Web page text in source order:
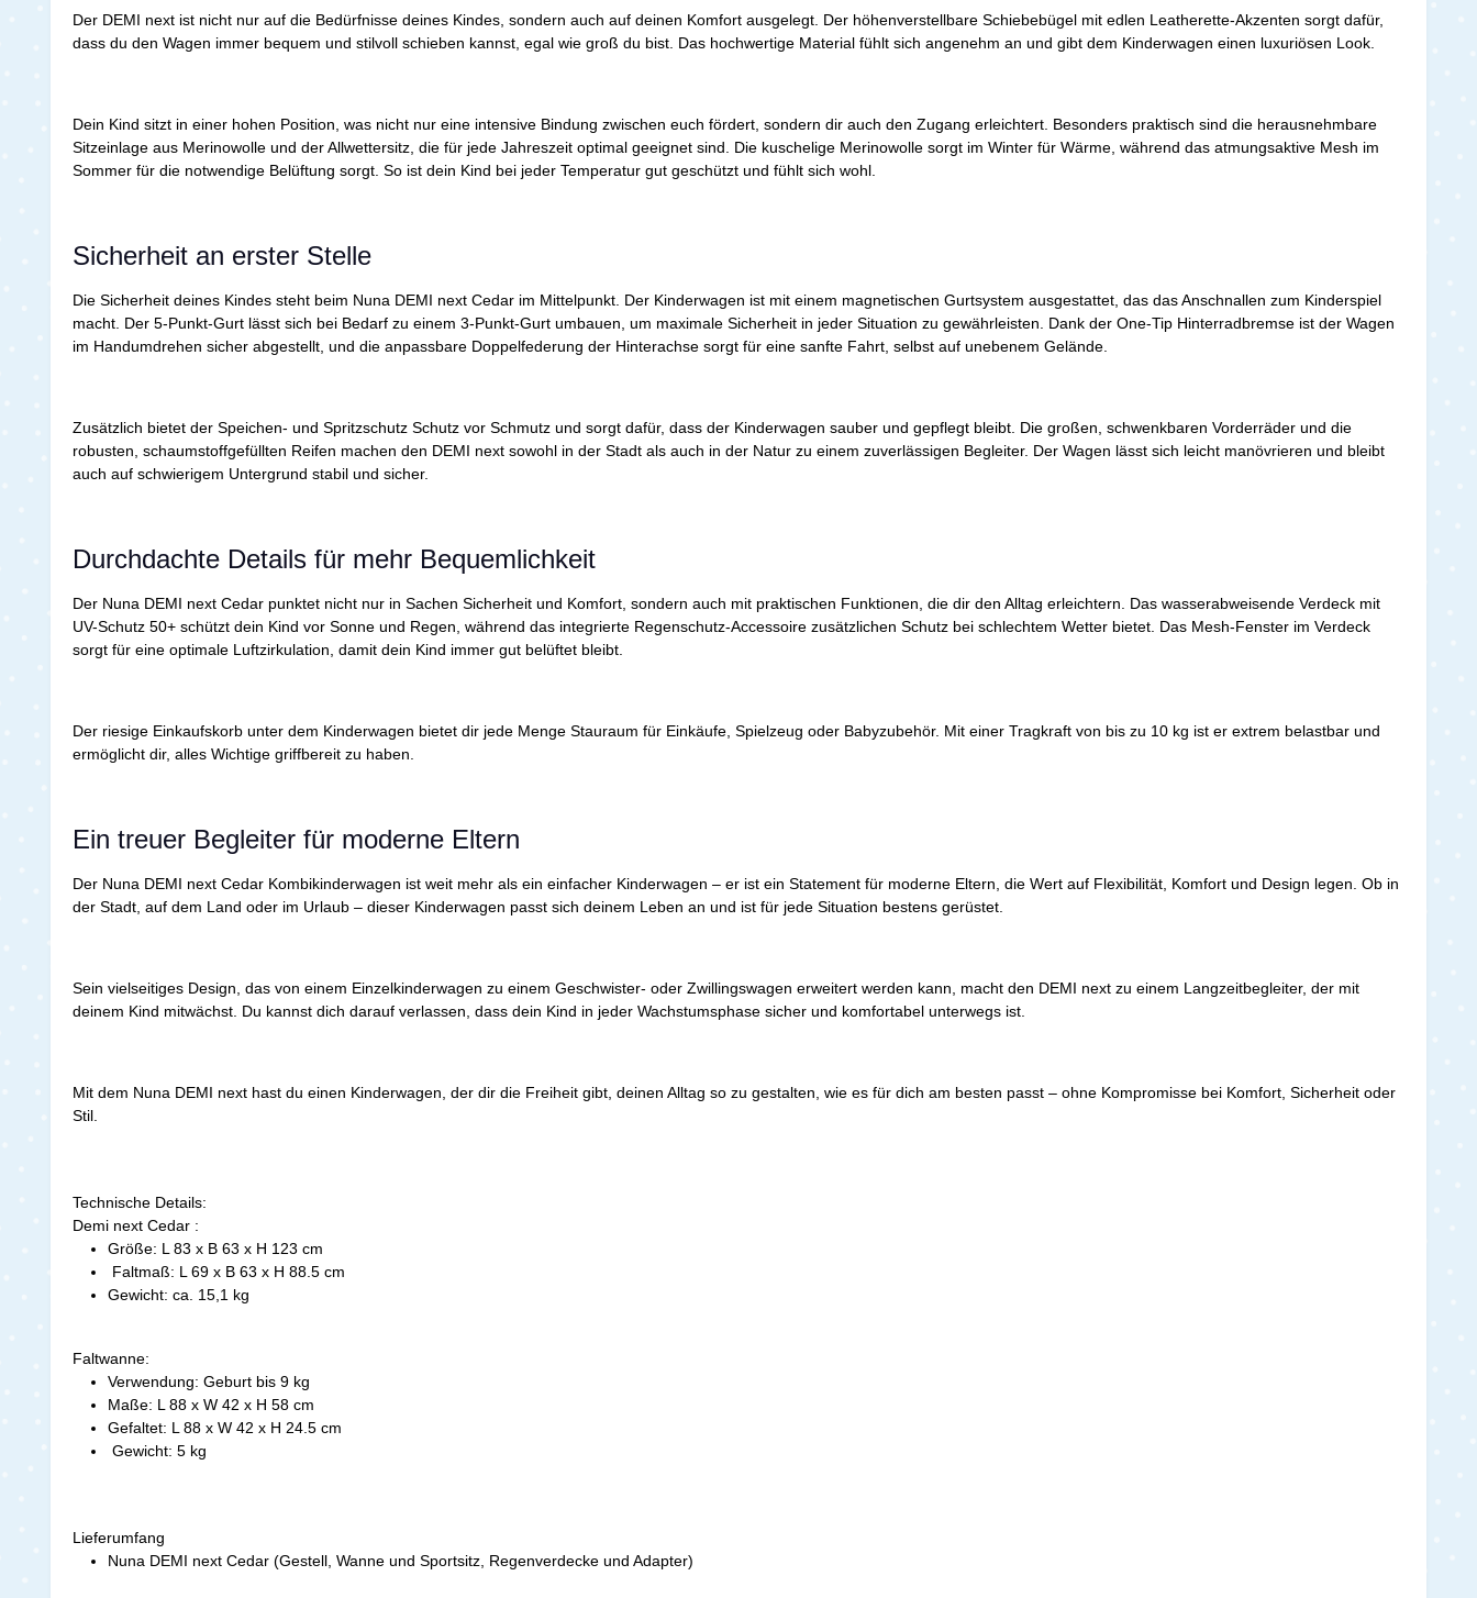
Der DEMI next ist nicht nur auf die Bedürfnisse deines Kindes, sondern auch auf deinen Komfort ausgelegt. Der höhenverstellbare Schiebebügel mit edlen Leatherette-Akzenten sorgt dafür,
dass du den Wagen immer bequem und stilvoll schieben kannst, egal wie groß du bist. Das hochwertige Material fühlt sich angenehm an und gibt dem Kinderwagen einen luxuriösen Look.
Dein Kind sitzt in einer hohen Position, was nicht nur eine intensive Bindung zwischen euch fördert, sondern dir auch den Zugang erleichtert. Besonders praktisch sind die herausnehmbare
Sitzeinlage aus Merinowolle und der Allwettersitz, die für jede Jahreszeit optimal geeignet sind. Die kuschelige Merinowolle sorgt im Winter für Wärme, während das atmungsaktive Mesh im
Sommer für die notwendige Belüftung sorgt. So ist dein Kind bei jeder Temperatur gut geschützt und fühlt sich wohl.
Sicherheit an erster Stelle
Die Sicherheit deines Kindes steht beim Nuna DEMI next Cedar im Mittelpunkt. Der Kinderwagen ist mit einem magnetischen Gurtsystem ausgestattet, das das Anschnallen zum Kinderspiel
macht. Der 5-Punkt-Gurt lässt sich bei Bedarf zu einem 3-Punkt-Gurt umbauen, um maximale Sicherheit in jeder Situation zu gewährleisten. Dank der One-Tip Hinterradbremse ist der Wagen
im Handumdrehen sicher abgestellt, und die anpassbare Doppelfederung der Hinterachse sorgt für eine sanfte Fahrt, selbst auf unebenem Gelände.
Zusätzlich bietet der Speichen- und Spritzschutz Schutz vor Schmutz und sorgt dafür, dass der Kinderwagen sauber und gepflegt bleibt. Die großen, schwenkbaren Vorderräder und die
robusten, schaumstoffgefüllten Reifen machen den DEMI next sowohl in der Stadt als auch in der Natur zu einem zuverlässigen Begleiter. Der Wagen lässt sich leicht manövrieren und bleibt
auch auf schwierigem Untergrund stabil und sicher.
Durchdachte Details für mehr Bequemlichkeit
Der Nuna DEMI next Cedar punktet nicht nur in Sachen Sicherheit und Komfort, sondern auch mit praktischen Funktionen, die dir den Alltag erleichtern. Das wasserabweisende Verdeck mit
UV-Schutz 50+ schützt dein Kind vor Sonne und Regen, während das integrierte Regenschutz-Accessoire zusätzlichen Schutz bei schlechtem Wetter bietet. Das Mesh-Fenster im Verdeck
sorgt für eine optimale Luftzirkulation, damit dein Kind immer gut belüftet bleibt.
Der riesige Einkaufskorb unter dem Kinderwagen bietet dir jede Menge Stauraum für Einkäufe, Spielzeug oder Babyzubehör. Mit einer Tragkraft von bis zu 10 kg ist er extrem belastbar und
ermöglicht dir, alles Wichtige griffbereit zu haben.
Ein treuer Begleiter für moderne Eltern
Der Nuna DEMI next Cedar Kombikinderwagen ist weit mehr als ein einfacher Kinderwagen – er ist ein Statement für moderne Eltern, die Wert auf Flexibilität, Komfort und Design legen. Ob in
der Stadt, auf dem Land oder im Urlaub – dieser Kinderwagen passt sich deinem Leben an und ist für jede Situation bestens gerüstet.
Sein vielseitiges Design, das von einem Einzelkinderwagen zu einem Geschwister- oder Zwillingswagen erweitert werden kann, macht den DEMI next zu einem Langzeitbegleiter, der mit
deinem Kind mitwächst. Du kannst dich darauf verlassen, dass dein Kind in jeder Wachstumsphase sicher und komfortabel unterwegs ist.
Mit dem Nuna DEMI next hast du einen Kinderwagen, der dir die Freiheit gibt, deinen Alltag so zu gestalten, wie es für dich am besten passt – ohne Kompromisse bei Komfort, Sicherheit oder
Stil.
Technische Details:
Demi next Cedar :
Größe: L 83 x B 63 x H 123 cm
Faltmaß: L 69 x B 63 x H 88.5 cm
Gewicht: ca. 15,1 kg
Faltwanne:
Verwendung: Geburt bis 9 kg
Maße: L 88 x W 42 x H 58 cm
Gefaltet: L 88 x W 42 x H 24.5 cm
Gewicht: 5 kg
Lieferumfang
Nuna DEMI next Cedar (Gestell, Wanne und Sportsitz, Regenverdecke und Adapter)